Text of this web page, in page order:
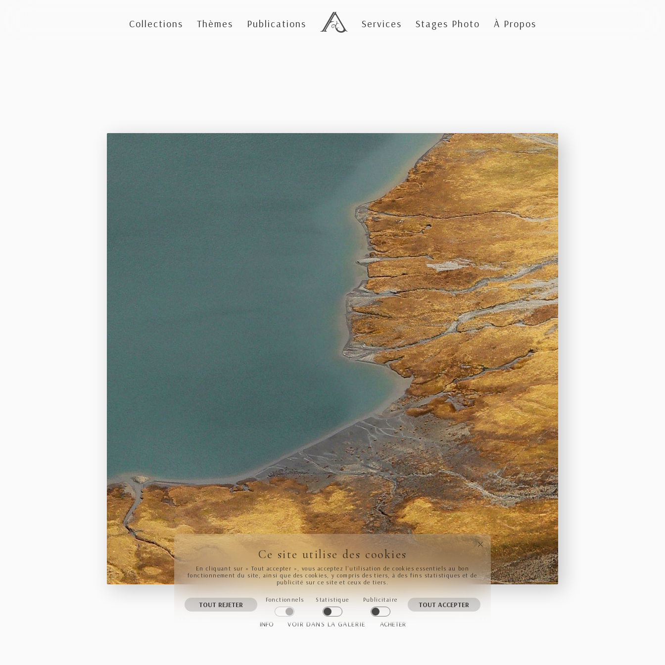
Collections Thèmes Publications Services Stages Photo À Propos
chrome_2023-01-20_10-03-43
INFO VOIR DANS LA GALERIE ACHETER
Ce site utilise des cookies
En cliquant sur « Tout accepter », vous acceptez l’utilisation de cookies essentiels au bon
fonctionnement du site, ainsi que des cookies, y compris des tiers, à des fins statistiques et de
publicité sur ce site et ceux de tiers.
TOUT REJETER
Fonctionnels Statistique Publicitaire
TOUT ACCEPTER